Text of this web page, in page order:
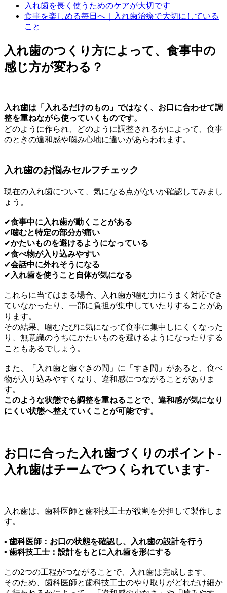
入れ歯を長く使うためのケアが大切です
食事を楽しめる毎日へ｜入れ歯治療で大切にしている
こと
入れ歯のつくり方によって、食事中の
感じ方が変わる？
入れ歯は「入れるだけのもの」ではなく、お口に合わせて調
整を重ねながら使っていくものです。
どのように作られ、どのように調整されるかによって、食事
のときの違和感や噛み心地に違いがあらわれます。
入れ歯のお悩みセルフチェック
現在の入れ歯について、気になる点がないか確認してみまし
ょう。
✔食事中に入れ歯が動くことがある
✔噛むと特定の部分が痛い
✔かたいものを避けるようになっている
✔食べ物が入り込みやすい
✔会話中に外れそうになる
✔ 入れ歯を使うこと自体が気になる
これらに当てはまる場合、入れ歯が噛む力にうまく対応でき
ていなかったり、一部に負担が集中していたりすることがあ
ります。
その結果、噛むたびに気になって食事に集中しにくくなった
り、無意識のうちにかたいものを避けるようになったりする
こともあるでしょう。
また、「入れ歯と歯ぐきの間」に「すき間」があると、食べ
物が入り込みやすくなり、違和感につながることがありま
す。
このような状態でも調整を重ねることで、違和感が気になり
にくい状態へ整えていくことが可能です。
お口に合った入れ歯づくりのポイント‐
入れ歯はチームでつくられています‐
入れ歯は、歯科医師と歯科技工士が役割を分担して製作しま
す。
▪ 歯科医師：お口の状態を確認し、入れ歯の設計を行う
▪ 歯科技工士：設計をもとに入れ歯を形にする
この2つの工程がつながることで、入れ歯は完成します。
そのため、歯科医師と歯科技工士のやり取りがどれだけ細か